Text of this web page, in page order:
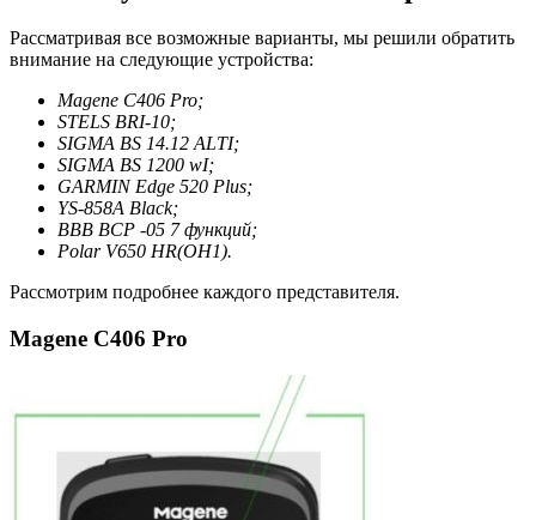
Рассматривая все возможные варианты, мы решили обратить
внимание на следующие устройства:
Magene С406 Pro;
STELS BRI-10;
SIGMA BS 14.12 ALTI;
SIGMA BS 1200 wI;
GARMIN Edge 520 Plus;
YS-858A Black;
BBB BCP -05 7 функций;
Polar V650 HR(OH1).
Рассмотрим подробнее каждого представителя.
Magene С406 Pro